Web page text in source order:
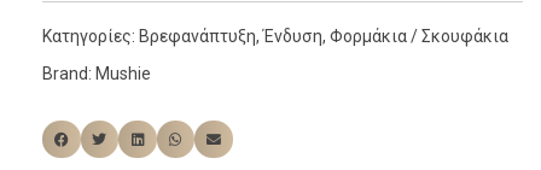
Κατηγορίες: Βρεφανάπτυξη,Ένδυση, Φορμάκια / Σκουφάκια
Brand: Mushie